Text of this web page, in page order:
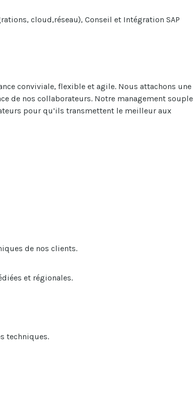
s, cloud,réseau), Conseil et Intégration SAP
conviviale, flexible et agile. Nous attachons une
de nos collaborateurs. Notre management souple
pour qu’ils transmettent le meilleur aux
de nos clients.
et régionales.
techniques.